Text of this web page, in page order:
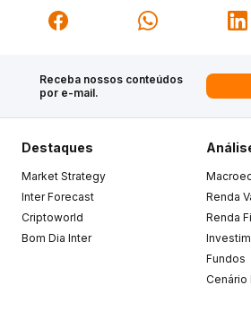
Receba nossos conteúdos
por e-mail.
Destaques
Market Strategy
Inter Forecast
Criptoworld
Bom Dia Inter
Renda
Renda
Fundos
Cenário